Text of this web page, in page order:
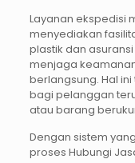
Layanan ekspedisi
menyediakan
plastik dan
menjaga
berlangsung. Hal
bagi pelanggan
atau barang
Dengan sistem
proses Hubungi